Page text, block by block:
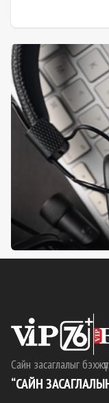
Сайн засаглалыг
“САЙН ЗАСАГЛАЛЫН